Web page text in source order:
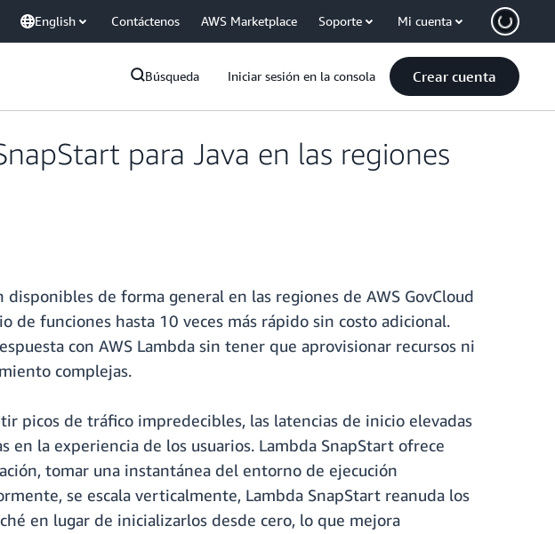
English Contáctenos AWS Marketplace Soporte Mi cuenta
Búsqueda Iniciar sesión en la consola Crear cuenta
para Java en las regiones
de forma general en las regiones de AWS GovCloud
de funciones hasta 10 veces más rápido sin costo adicional.
con AWS Lambda sin tener que aprovisionar recursos ni
complejas.
picos de tráfico impredecibles, las latencias de inicio elevadas
la experiencia de los usuarios. Lambda SnapStart ofrece
tomar una instantánea del entorno de ejecución
se escala verticalmente, Lambda SnapStart reanuda los
en lugar de inicializarlos desde cero, lo que mejora